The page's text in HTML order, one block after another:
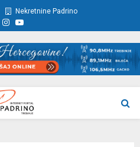
Nekretnine Padrino
Instagram
Youtube